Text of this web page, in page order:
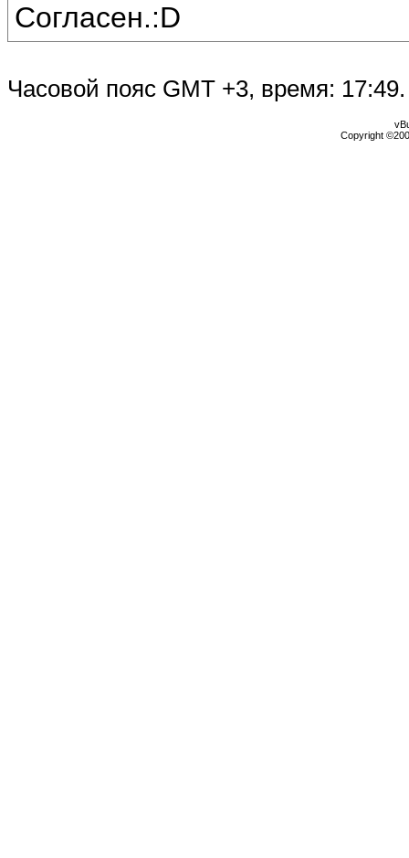
Согласен.:D
Часовой пояс GMT +3, время: 17:49.
Copyright